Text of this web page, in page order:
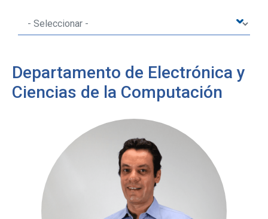
Departamento de Electrónica y
Ciencias de la Computación